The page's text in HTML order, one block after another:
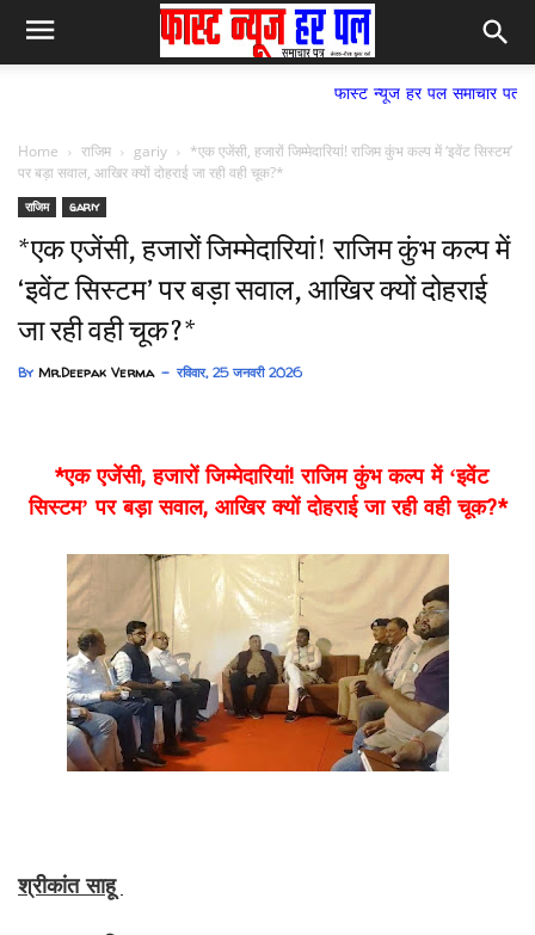
फास्ट न्यूज हर पल समाचार पत्र,
Home राजिम gariy
*एक एजेंसी, हजारों जिम्मेदारियां! राजिम कुंभ कल्प में ‘इवेंट सिस्टम’
पर बड़ा सवाल, आखिर क्यों दोहराई जा रही वही चूक?*
राजिम gariy
*एक एजेंसी, हजारों जिम्मेदारियां! राजिम कुंभ कल्प में
‘इवेंट सिस्टम’ पर बड़ा सवाल, आखिर क्यों दोहराई
जा रही वही चूक?*
By Mr.Deepak Verma रविवार, 25 जनवरी 2026
*एक एजेंसी, हजारों जिम्मेदारियां! राजिम कुंभ कल्प में ‘इवेंट
सिस्टम’ पर बड़ा सवाल, आखिर क्यों दोहराई जा रही वही चूक?*
श्रीकांत साहू